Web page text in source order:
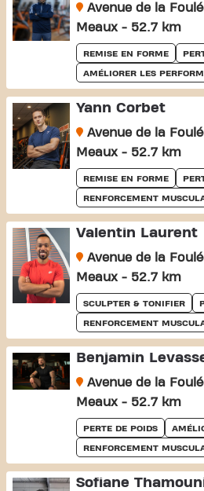
Avenue de la
Meaux - 52.7 km
REMISE EN FORME
AMÉLIORER LES
Yann Corbet
Avenue de la
Meaux - 52.7 km
REMISE EN FORME
RENFORCEMENT
Valentin Laurent
Avenue de la
Meaux - 52.7 km
SCULPTER & TONIFIER
RENFORCEMENT
Benjamin
Avenue de la
Meaux - 52.7 km
PERTE DE POIDS
RENFORCEMENT
Sofiane